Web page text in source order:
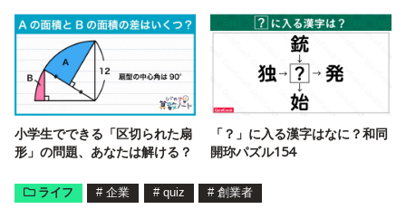
小学生でできる「区切られた扇
形」の問題、あなたは解ける？
「？」に入る漢字はなに？和同
開珎パズル154
ライフ # 企業 # quiz # 創業者